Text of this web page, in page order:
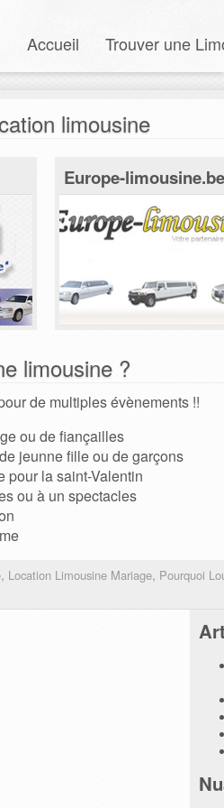
Accueil Trouver une
limousine
Europe-limousine.be
limousine ?
de multiples évènements !!
ou de fiançailles
jeunne fille ou de garçons
pour la saint-Valentin
ou à un spectacles
, Location Limousine Mariage, Pourquoi